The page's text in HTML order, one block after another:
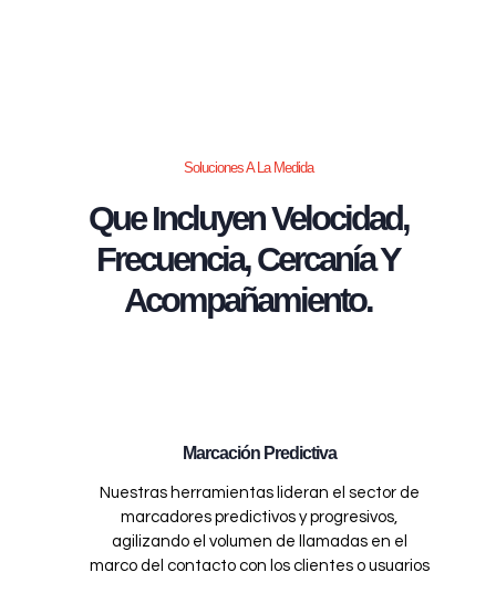
Soluciones A La Medida
Que Incluyen Velocidad,
Frecuencia, Cercanía Y
Acompañamiento.
Marcación Predictiva
Nuestras herramientas lideran el sector de
marcadores predictivos y progresivos,
agilizando el volumen de llamadas en el
marco del contacto con los clientes o usuarios